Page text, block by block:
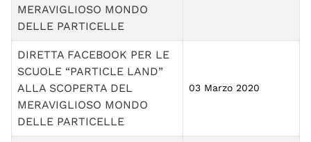
MERAVIGLIOSO MONDO
DELLE PARTICELLE
DIRETTA FACEBOOK PER LE
SCUOLE “PARTICLE LAND”
ALLA SCOPERTA DEL
MERAVIGLIOSO MONDO
DELLE PARTICELLE
03 Marzo 2020